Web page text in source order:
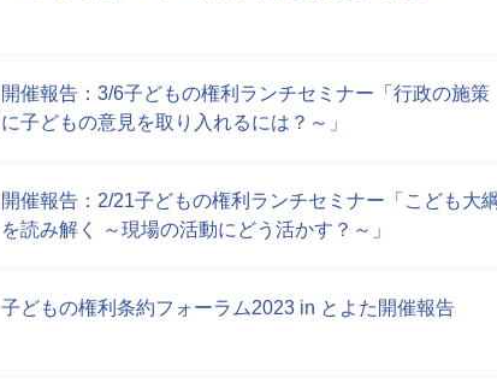
開催報告：3/6子どもの権利ランチセミナー「行政の施策
に子どもの意見を取り入れるには？～」
開催報告：2/21子どもの権利ランチセミナー「こども大綱
を読み解く ～現場の活動にどう活かす？～」
子どもの権利条約フォーラム2023 in とよた開催報告